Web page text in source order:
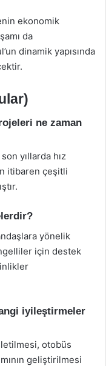
ekonomik
da
dinamik yapısında
ne zaman
yıllarda hız
itibaren çeşitli
yönelik
için destek
iyileştirmeler
otobüs
geliştirilmesi